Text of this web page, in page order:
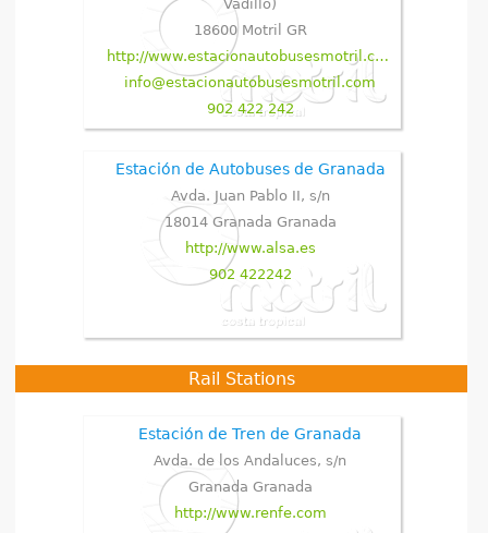
Vadillo)
18600 Motril GR
http://www.estacionautobusesmotril.com
info@estacionautobusesmotril.com
902 422 242
Estación de Autobuses de Granada
Avda. Juan Pablo II, s/n
18014 Granada Granada
http://www.alsa.es
902 422242
Rail Stations
Estación de Tren de Granada
Avda. de los Andaluces, s/n
Granada Granada
http://www.renfe.com